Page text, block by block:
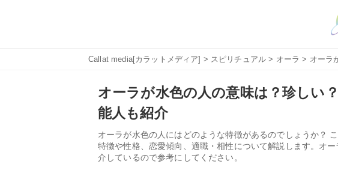
Callat media[カラットメディア] > スピリチュアル > オーラ > オーラ
オーラが水色の人の意味は？珍しい
能人も紹介
オーラが水色の人にはどのような特徴があるのでしょうか？
特徴や性格、恋愛傾向、適職・相性について解説します。オ
介しているので参考にしてください。